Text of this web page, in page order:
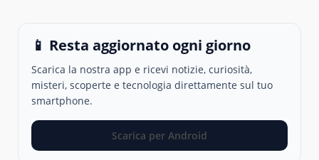
📱 Resta aggiornato ogni giorno
Scarica la nostra app e ricevi notizie, curiosità,
misteri, scoperte e tecnologia direttamente sul tuo
smartphone.
Scarica per Android